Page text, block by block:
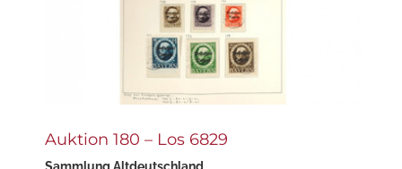
Auktion 180 – Los 6829
Sammlung Altdeutschland